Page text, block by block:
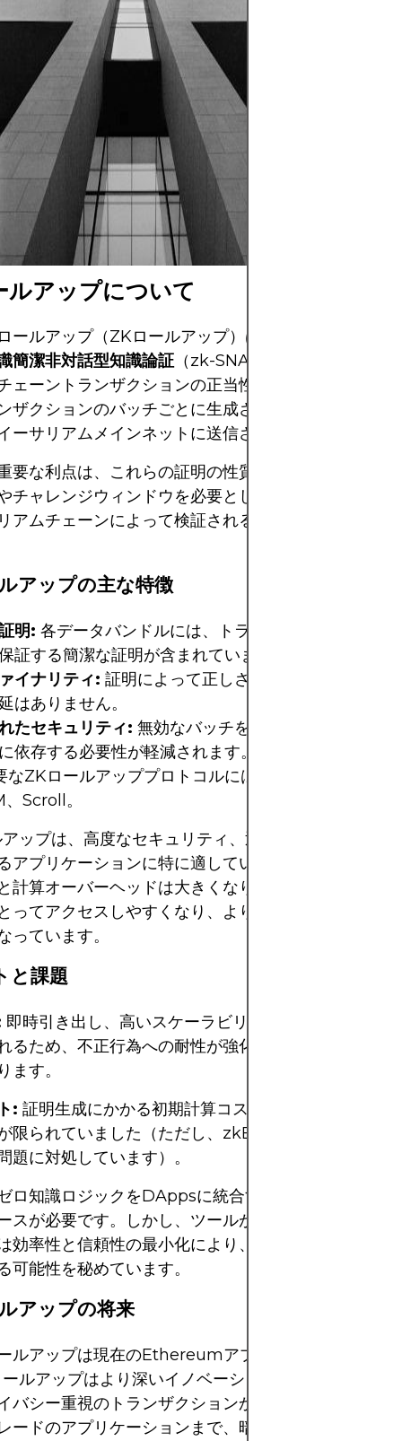
ルアップについて
ールアップ（ZKロールアップ）は、暗号学的証明、
簡潔非対話型知識論証 （zk-SNARKまたはzk-
ェーントランザクションの正当性を証明します。こ
ザクションのバッチごとに生成され、ロールアップ
ーサリアムメインネットに送信されます。
要な利点は、これらの証明の性質にあります。ZKロ
チャレンジウィンドウを必要としません。代わりに
アムチェーンによって検証されると、状態遷移は即
アップの主な特徴
明: 各データバンドルには、トランザクションセット
証する簡潔な証明が含まれています。
イナリティ: 証明によって正しさが事前に確認される
はありません。
たセキュリティ: 無効なバッチを検出するためにネッ
依存する必要性が軽減されます。
ZKロールアッププロトコルには、
、 Scroll 。
ップは、高度なセキュリティ、迅速な決済、プライ
アプリケーションに特に適しています。インフラス
計算オーバーヘッドは大きくなりますが、近年の進
ってアクセスしやすくなり、より幅広いユースケー
っています。
と課題
即時引き出し、高いスケーラビリティ、そして承認前
るため、不正行為への耐性が強化されます。第三者
ます。
: 証明生成にかかる初期計算コストが高く、従来は汎
限られていました（ただし、zkEVMなどのプロジェ
題に対処しています）。
ロ知識ロジックをDAppsに統合するには、専門的な
スが必要です。しかし、ツールが進化するにつれて
効率性と信頼性の最小化により、長期的には主要な
可能性を秘めています。
アップの将来
ルアップは現在のEthereumアプリケーションに適
ルアップはより深いイノベーションの可能性を秘め
バシー重視のトランザクションからスケーラブルな
ードのアプリケーションまで、暗号化ツールが成熟